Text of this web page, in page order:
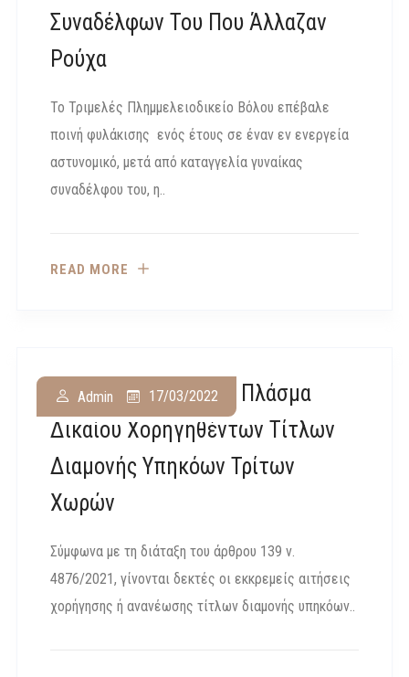
Συναδέλφων Του Που Άλλαζαν
Ρούχα
Το Τριμελές Πλημμελειοδικείο Βόλου επέβαλε
ποινή φυλάκισης ενός έτους σε έναν εν ενεργεία
αστυνομικό, μετά από καταγγελία γυναίκας
συναδέλφου του, η..
READ MORE
Ανανέωση Των Κατά Πλάσμα
Δικαίου Χορηγηθέντων Τίτλων
Διαμονής Υπηκόων Τρίτων
Χωρών
Admin 17/03/2022
Σύμφωνα με τη διάταξη του άρθρου 139 ν.
4876/2021, γίνονται δεκτές οι εκκρεμείς αιτήσεις
χορήγησης ή ανανέωσης τίτλων διαμονής υπηκόων..